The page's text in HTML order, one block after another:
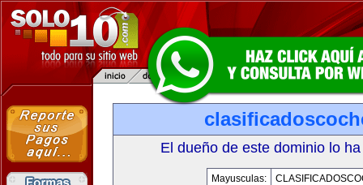
El dueño de este dominio lo
Mayusculas: